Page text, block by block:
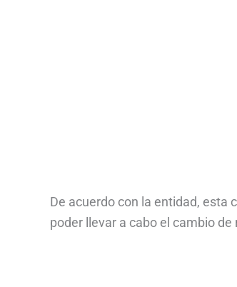
De acuerdo con la entidad, esta
poder llevar a cabo el cambio